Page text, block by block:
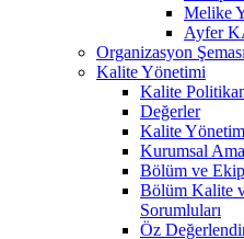
Melike
Ayfer
Organizasyon Şeması
Kalite Yönetimi
Kalite
Değerler
Kalite
Kurumsal
Bölüm ve
Bölüm Kalite
Sorumluları
Öz